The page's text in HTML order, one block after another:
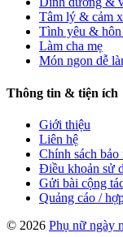
Tâm lý & cảm
Tình yêu & hôn
Làm cha mẹ
Món ngon dễ
Thông tin & tiện ích
Giới thiệu
Liên hệ
Chính sách bảo
Điều khoản sử
Gửi bài cộng
Quảng cáo /
© 2026 Phụ nữ ngày